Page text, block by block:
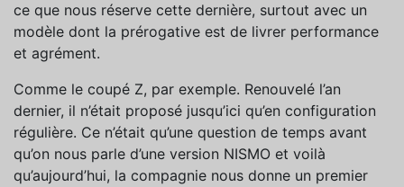
ce que nous réserve cette dernière, surtout avec un
modèle dont la prérogative est de livrer performance
et agrément.
Comme le coupé Z, par exemple. Renouvelé l’an
dernier, il n’était proposé jusqu’ici qu’en configuration
régulière. Ce n’était qu’une question de temps avant
qu’on nous parle d’une version NISMO et voilà
qu’aujourd’hui, la compagnie nous donne un premier